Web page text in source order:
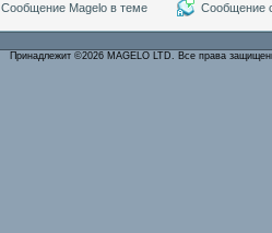
Сообщение Magelo в теме
Сообщение
Принадлежит ©2026 MAGELO LTD. Все права